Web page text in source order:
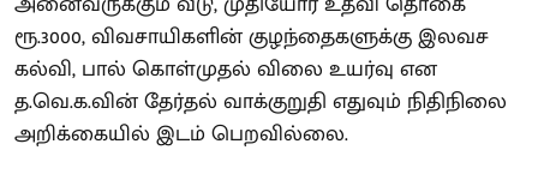
ரூ.3000, விவசாயிகளின் குழந்தைகளுக்கு இலவச
கல்வி, பால் கொள்முதல் விலை உயர்வு என
த.வெ.க.வின் தேர்தல் வாக்குறுதி எதுவும் நிதிநிலை
அறிக்கையில் இடம் பெறவில்லை.